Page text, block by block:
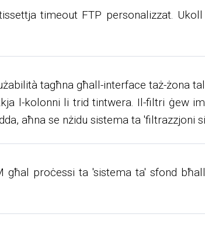
timeout FTP personalizzat.
tagħna għall-interface taż-żona
l-kolonni li trid tintwera. Il-filtri ġew
aħna se nżidu sistema ta 'filtrazzjoni
proċessi ta 'sistema ta' sfond